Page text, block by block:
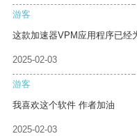
游客
这款加速器VPM应用程序已经
2025-02-03
游客
我喜欢这个软件 作者加油
2025-02-03